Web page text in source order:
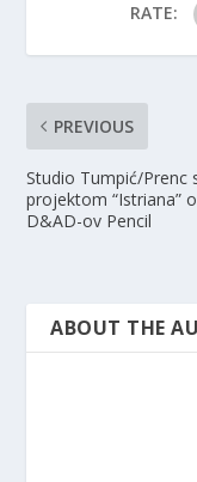
RATE:
PREVIOUS
Studio Tumpić/Prenc
projektom “Istriana”
D&AD-ov Pencil
ABOUT THE